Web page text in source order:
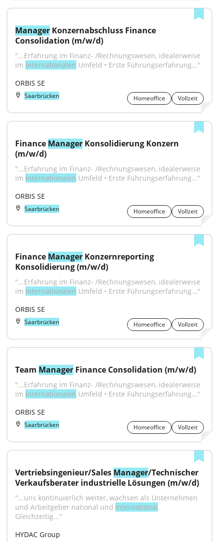
Manager Konzernabschluss Finance
Consolidation (m/w/d)
"...Erfahrung im Finanz- /Rechnungswesen, idealerweise
im internationalen Umfeld • Erste Führungserfahrung..."
ORBIS SE
Saarbrücken Homeoffice Vollzeit
Finance Manager Konsolidierung Konzern
(m/w/d)
"...Erfahrung im Finanz- /Rechnungswesen, idealerweise
im internationalen Umfeld • Erste Führungserfahrung..."
ORBIS SE
Saarbrücken Homeoffice Vollzeit
Finance Manager Konzernreporting
Konsolidierung (m/w/d)
"...Erfahrung im Finanz- /Rechnungswesen, idealerweise
im internationalen Umfeld • Erste Führungserfahrung..."
ORBIS SE
Saarbrücken Homeoffice Vollzeit
Team Manager Finance Consolidation (m/w/d)
"...Erfahrung im Finanz- /Rechnungswesen, idealerweise
im internationalen Umfeld • Erste Führungserfahrung..."
ORBIS SE
Saarbrücken Homeoffice Vollzeit
Vertriebsingenieur/Sales Manager/Technischer
Verkaufsberater industrielle Lösungen (m/w/d)
"...uns kontinuierlich weiter, wachsen als Unternehmen
und Arbeitgeber national und international.
Gleichzeitig..."
HYDAC Group